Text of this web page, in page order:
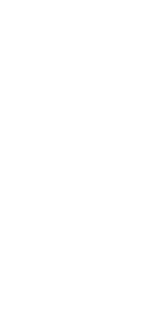
里不存在的字段，行
Field
编号')
column_name='书籍名
一个新的字段')